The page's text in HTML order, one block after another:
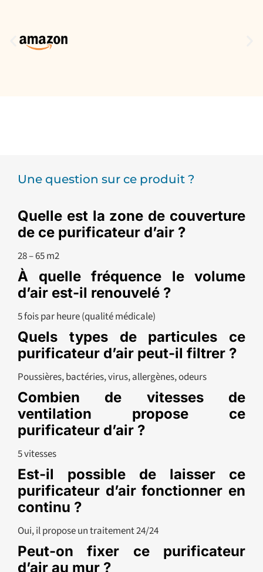
Une question sur ce produit ?
Quelle est la zone de couverture
de ce purificateur d’air ?
28 – 65 m2
À quelle fréquence le volume
d’air est-il renouvelé ?
5 fois par heure (qualité médicale)
Quels types de particules ce
purificateur d’air peut-il filtrer ?
Poussières, bactéries, virus, allergènes, odeurs
Combien de vitesses de
ventilation propose ce
purificateur d’air ?
5 vitesses
Est-il possible de laisser ce
purificateur d’air fonctionner en
continu ?
Oui, il propose un traitement 24/24
Peut-on fixer ce purificateur
d’air au mur ?